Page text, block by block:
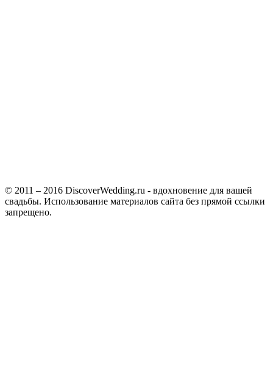
© 2011 – 2016 DiscoverWedding.ru - вдохновение для вашей
свадьбы. Использование материалов сайта без прямой ссылки
запрещено.